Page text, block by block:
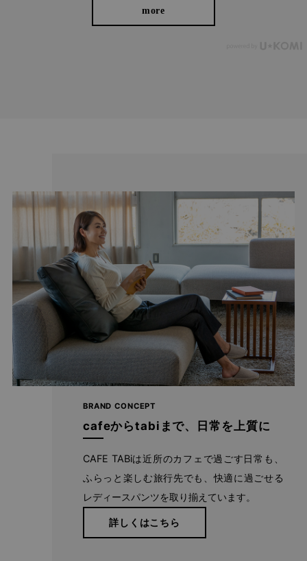
わたしの店舗がある福山市のある備後地域は、江戸時代から
藍染による絣織物を特産。裁断、縫製、仕上げ等の工場が数
多くあります。私たちはこの地で1983年の創業以来、年間
540,000本のレディースパンツを生産しています。
more
BRAND CONCEPT
cafeからtabiまで、日常を上質に
CAFE TABiは近所のカフェで過ごす日常も、
ふらっと楽しむ旅行先でも、快適に過ごせる
レディースパンツを取り揃えています。
詳しくはこちら